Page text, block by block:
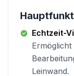
Echtzeit-
Leinwand.